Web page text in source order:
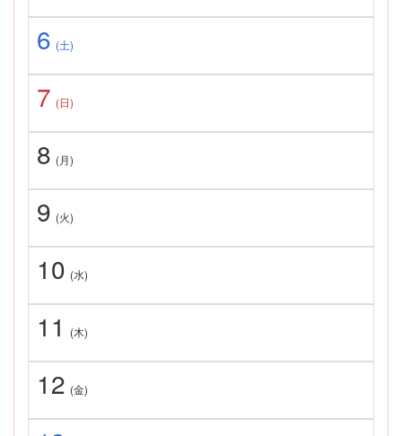
6 (土)
7 (日)
8 (月)
9 (火)
10 (水)
11 (木)
12 (金)